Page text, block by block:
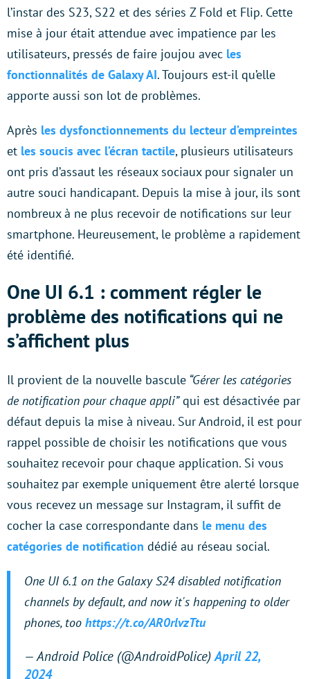
l’instar des S23, S22 et des séries Z Fold et Flip. Cette
mise à jour était attendue avec impatience par les
utilisateurs, pressés de faire joujou avec les
fonctionnalités de Galaxy AI. Toujours est-il qu’elle
apporte aussi son lot de problèmes.
Après les dysfonctionnements du lecteur d’empreintes
et les soucis avec l’écran tactile, plusieurs utilisateurs
ont pris d’assaut les réseaux sociaux pour signaler un
autre souci handicapant. Depuis la mise à jour, ils sont
nombreux à ne plus recevoir de notifications sur leur
smartphone. Heureusement, le problème a rapidement
été identifié.
One UI 6.1 : comment régler le
problème des notifications qui ne
s’affichent plus
Il provient de la nouvelle bascule “Gérer les catégories
de notification pour chaque appli”qui est désactivée par
défaut depuis la mise à niveau. Sur Android, il est pour
rappel possible de choisir les notifications que vous
souhaitez recevoir pour chaque application. Si vous
souhaitez par exemple uniquement être alerté lorsque
vous recevez un message sur Instagram, il suffit de
cocher la case correspondante dans le menu des
catégories de notification dédié au réseau social.
One UI 6.1 on the Galaxy S24 disabled notification
channels by default, and now it's happening to older
phones, too https://t.co/AR0rlvzTtu
— Android Police (@AndroidPolice) April 22,
2024